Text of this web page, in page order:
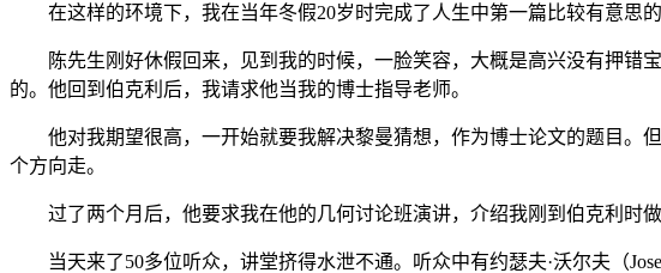
在这样的环境下，我在当年冬假20岁时完成了人生中第一篇比较有意思的
陈先生刚好休假回来，见到我的时候，一脸笑容，大概是高兴没有押错
的。他回到伯克利后，我请求他当我的博士指导老师。
他对我期望很高，一开始就要我解决黎曼猜想，作为博士论文的题目。
个方向走。
过了两个月后，他要求我在他的几何讨论班演讲，介绍我刚到伯克利时
当天来了50多位听众，讲堂挤得水泄不通。听众中有约瑟夫·沃尔夫（